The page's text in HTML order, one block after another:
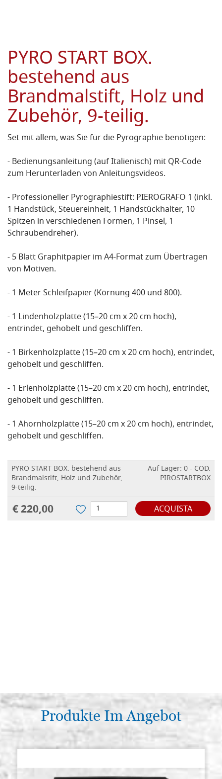
PYRO START BOX.
bestehend aus
Brandmalstift, Holz und
Zubehör, 9-teilig.
Set mit allem, was Sie für die Pyrographie benötigen:
- Bedienungsanleitung (auf Italienisch) mit QR-Code
zum Herunterladen von Anleitungsvideos.
- Professioneller Pyrographiestift: PIEROGRAFO 1 (inkl.
1 Handstück, Steuereinheit, 1 Handstückhalter, 10
Spitzen in verschiedenen Formen, 1 Pinsel, 1
Schraubendreher).
- 5 Blatt Graphitpapier im A4-Format zum Übertragen
von Motiven.
- 1 Meter Schleifpapier (Körnung 400 und 800).
- 1 Lindenholzplatte (15–20 cm x 20 cm hoch),
entrindet, gehobelt und geschliffen.
- 1 Birkenholzplatte (15–20 cm x 20 cm hoch), entrindet,
gehobelt und geschliffen.
- 1 Erlenholzplatte (15–20 cm x 20 cm hoch), entrindet,
gehobelt und geschliffen.
- 1 Ahornholzplatte (15–20 cm x 20 cm hoch), entrindet,
gehobelt und geschliffen.
PYRO START BOX. bestehend aus
Brandmalstift, Holz und Zubehör,
9-teilig.
Auf Lager: 0 - COD.
PIROSTARTBOX
€ 220,00 ACQUISTA
Produkte Im Angebot